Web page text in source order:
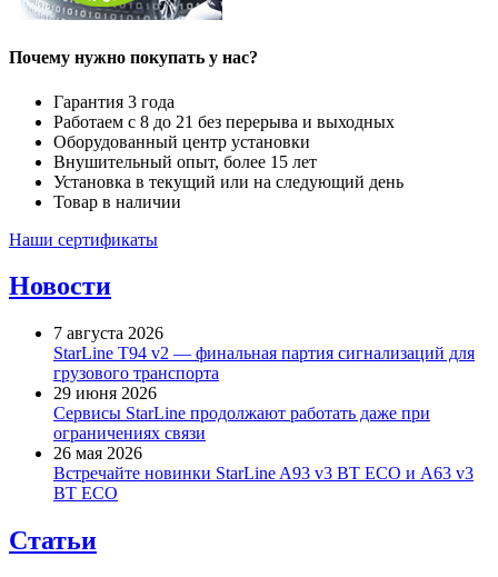
Почему нужно покупать у нас?
Гарантия 3 года
Работаем с 8 до 21 без перерыва и выходных
Оборудованный центр установки
Внушительный опыт, более 15 лет
Установка в текущий или на следующий день
Товар в наличии
Наши сертификаты
Новости
7 августа 2026
StarLine T94 v2 — финальная партия сигнализаций для
грузового транспорта
29 июня 2026
Сервисы StarLine продолжают работать даже при
ограничениях связи
26 мая 2026
Встречайте новинки StarLine A93 v3 BT ECO и A63 v3
BT ECO
Статьи